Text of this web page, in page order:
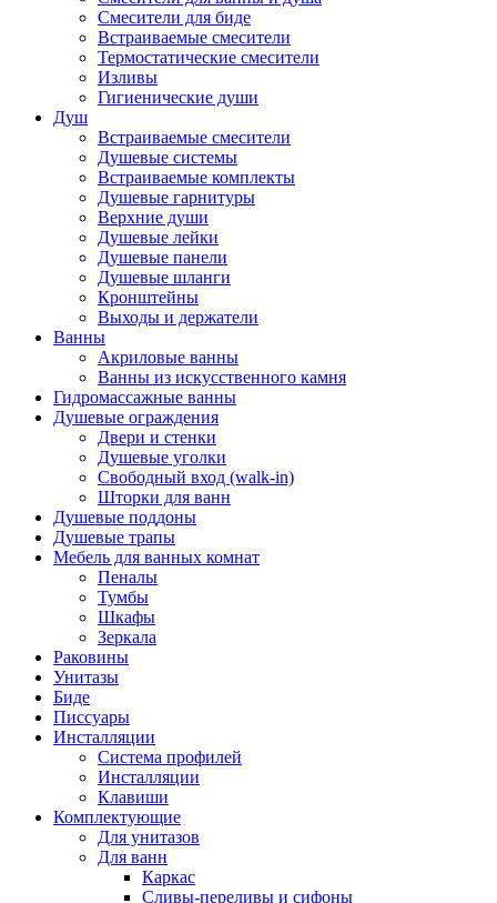
Смесители для биде
Встраиваемые смесители
Термостатические смесители
Изливы
Гигиенические души
Душ
Встраиваемые смесители
Душевые системы
Встраиваемые комплекты
Душевые гарнитуры
Верхние души
Душевые лейки
Душевые панели
Душевые шланги
Кронштейны
Выходы и держатели
Ванны
Акриловые ванны
Ванны из искусственного камня
Гидромассажные ванны
Душевые ограждения
Двери и стенки
Душевые уголки
Свободный вход (walk-in)
Шторки для ванн
Душевые поддоны
Душевые трапы
Мебель для ванных комнат
Пеналы
Тумбы
Шкафы
Зеркала
Раковины
Унитазы
Биде
Писсуары
Инсталляции
Система профилей
Инсталляции
Клавиши
Комплектующие
Для унитазов
Для ванн
Каркас
Сливы-переливы и сифоны